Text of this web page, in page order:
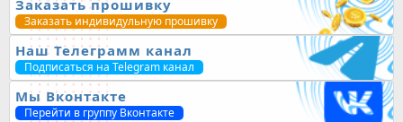
Заказать прошивку
Заказать индивидульную прошивку
Наш Телеграмм канал
Подписаться на Telegram канал
Мы Вконтакте
Перейти в группу Вконтакте